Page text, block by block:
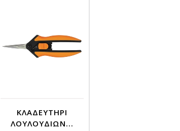
ΚΛΑΔΕΥΤΗΡΙ
ΛΟΥΛΟΥΔΙΩΝ...